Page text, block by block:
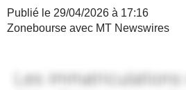
Publié le 29/04/2026 à 17:16
Zonebourse avec MT Newswires